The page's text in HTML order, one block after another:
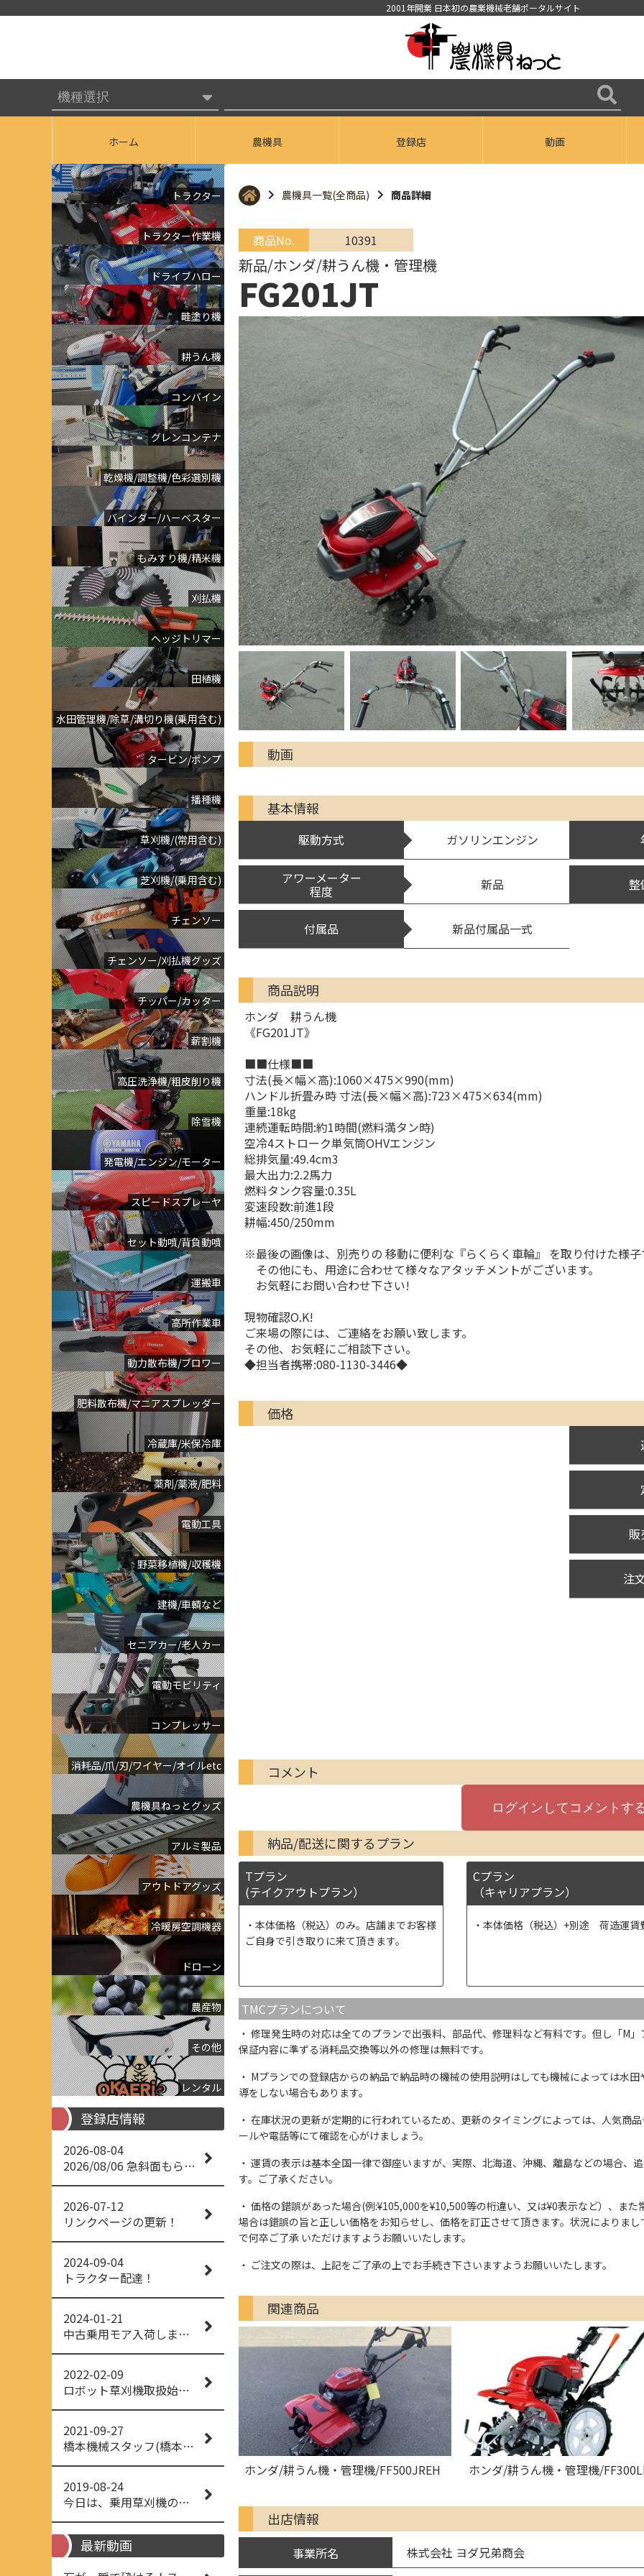
2001年開業 日本初の農業機械老舗ポータルサイト
ホーム 農機具 登録店 動画
トラクター
トラクター作業機
ドライブハロー
畦塗り機
耕うん機
コンバイン
グレンコンテナ
乾燥機/調整機/色彩選別機
バインダー/ハーベスター
もみすり機/精米機
刈払機
ヘッジトリマー
田植機
水田管理機/除草/溝切り機(乗用含む)
タービン/ポンプ
播種機
草刈機/(常用含む)
芝刈機/(乗用含む)
チェンソー
チェンソー/刈払機グッズ
チッパー/カッター
薪割機
高圧洗浄機/粗皮削り機
除雪機
発電機/エンジン/モーター
スピードスプレーヤ
セット動噴/背負動噴
運搬車
高所作業車
動力散布機/ブロワー
肥料散布機/マニアスプレッダー
冷蔵庫/米保冷庫
薬剤/薬液/肥料
電動工具
野菜移植機/収穫機
建機/車輌など
セニアカー/老人カー
電動モビリティ
コンプレッサー
消耗品/爪/刃/ワイヤー/オイルetc
農機具ねっとグッズ
アルミ製品
アウトドアグッズ
冷暖房空調機器
ドローン
農産物
その他
レンタル
登録店情報
2026-08-04
2026/08/06 急斜面もらくらく草刈り
2026-07-12
リンクページの更新！
2024-09-04
トラクター配達！
2024-01-21
中古乗用モア入荷しました！
2022-02-09
ロボット草刈機取扱始めました！
2021-09-27
橋本機械スタッフ(橋本機械(株))
2019-08-24
今日は、乗用草刈機の納品でした！ 流行りの、4WD！ #イセキアグリ #オーレック #四駆 #増税間近
最新動画
農機具一覧(全商品) 商品詳細
商品No. 10391
新品/ホンダ/耕うん機・管理機
FG201JT
動画
基本情報
駆動方式 ガソリンエンジン
アワーメーター
程度 新品 整
付属品 新品付属品一式
商品説明
ホンダ 耕うん機
《FG201JT》
■■仕様■■
寸法(長×幅×高):1060×475×990(mm)
ハンドル折畳み時 寸法(長×幅×高):723×475×634(mm)
重量:18kg
連続運転時間:約1時間(燃料満タン時)
空冷4ストローク単気筒OHVエンジン
総排気量:49.4cm3
最大出力:2.2馬力
燃料タンク容量:0.35L
変速段数:前進1段
耕幅:450/250mm
※最後の画像は、別売りの 移動に便利な『らくらく車輪』 を取り付けた様子
その他にも、用途に合わせて様々なアタッチメントがございます。
お気軽にお問い合わせ下さい!
現物確認O.K!
ご来場の際には、ご連絡をお願い致します。
その他、お気軽にご相談下さい。
◆担当者携帯:080-1130-3446◆
価格
販
注
コメント
納品/配送に関するプラン
Tプラン
(テイクアウトプラン）
本体価格（税込）のみ。店舗までお客様
ご自身で引き取りに来て頂きます。
Cプラン
（キャリアプラン）
本体価格（税込）+別途 荷造運賃
TMCプランについて
修理発生時の対応は全てのプランで出張料、部品代、修理料など有料です。但し「M
保証内容に準ずる消耗品交換等以外の修理は無料です。
Mプランでの登録店からの納品で納品時の機械の使用説明はしても機械によっては水
導をしない場合もあります。
在庫状況の更新が定期的に行われているため、更新のタイミングによっては、人気商
ールや電話等にて確認を心がけましょう。
運賃の表示は基本全国一律で御座いますが、実際、北海道、沖縄、離島などの場合、
す。ご了承ください。
価格の錯誤があった場合(例:¥105,000を¥10,500等の桁違い、又は¥0表示など）、ま
場合は錯誤の旨と正しい価格をお知らせし、価格を訂正させて頂きます。状況によりま
で何卒ご了承 いただけますようお願いいたします。
ご注文の際は、上記をご了承の上でお手続き下さいますようお願いいたします。
関連商品
ホンダ/耕うん機・管理機/FF500JREH ホンダ/耕うん機・管理機/
出店情報
事業所名 株式会社 ヨダ兄弟商会